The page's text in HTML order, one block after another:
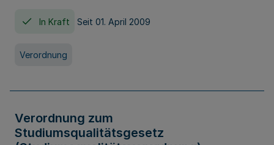
In Kraft Seit 01. April 2009
Verordnung
Verordnung zum
Studiumsqualitätsgesetz